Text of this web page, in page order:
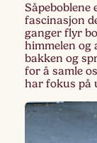
fascinasjon
ganger flyr
himmelen og
bakken og
for å samle
har fokus på